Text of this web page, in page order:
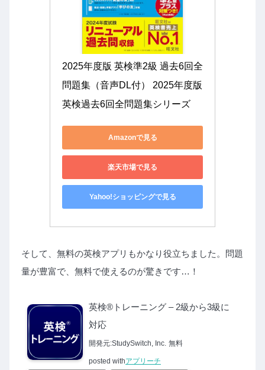
2025年度版 英検準2級 過去6回全
問題集（音声DL付） 2025年度版
英検過去6回全問題集シリーズ
Amazonで見る
楽天市場で見る
Yahoo!ショッピングで見る
そして、無料の英検アプリもかなり役立ちました。問題
量が豊富で、無料で使えるのが驚きです…！
英検®トレーニング – 2級から3級に
対応
開発元:StudySwitch, Inc. 無料
posted withアプリーチ